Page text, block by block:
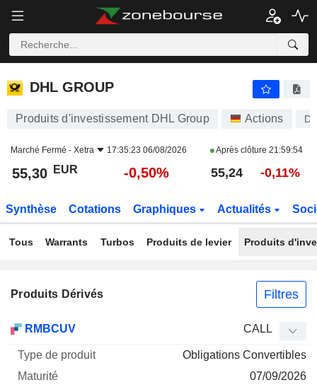
DHL GROUP
DHL GROUP
Produits d'investissement DHL Group Actions
Marché Fermé - Xetra 17:35:23 06/08/2026 Après clôture 21:59:54
55,30 EUR -0,50% 55,24 -0,11%
Synthèse Cotations Graphiques Actualités
Tous Warrants Turbos Produits de levier Produits
Produits Dérivés Filtres
Mnemo Type produit
Elasticité Levier Parité
RMBCUV CALL
Obligations Convertibles
07/09/2026